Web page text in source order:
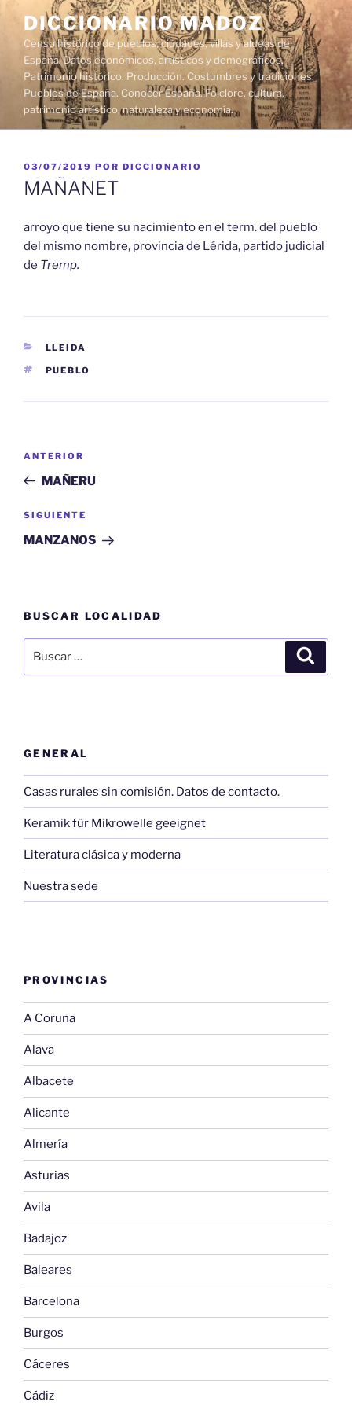
contenido
DICCIONARIO MADOZ
Censo histórico de pueblos, ciudades, villas y aldeas de
España. Datos económicos, artísticos y demográficos.
Patrimonio histórico. Producción. Costumbres y tradiciones.
Pueblos de España. Conocer España. Folclore, cultura,
patrimonio artístico, naturaleza y economía.
PUBLICADO
EL
03/07/2019 POR DICCIONARIO
MAÑANET
arroyo que tiene su nacimiento en el term. del pueblo
del mismo nombre, provincia de Lérida, partido judicial
de Tremp.
CATEGORÍAS
LLEIDA
ETIQUETAS
PUEBLO
entradas
Entrada
anterior:
ANTERIOR
MAÑERU
Siguiente
entrada
SIGUIENTE
MANZANOS
BUSCAR LOCALIDAD
por:
GENERAL
Casas rurales sin comisión. Datos de contacto.
Keramik für Mikrowelle geeignet
Literatura clásica y moderna
Nuestra sede
PROVINCIAS
A Coruña
Alava
Albacete
Alicante
Almería
Asturias
Avila
Badajoz
Baleares
Barcelona
Burgos
Cáceres
Cádiz